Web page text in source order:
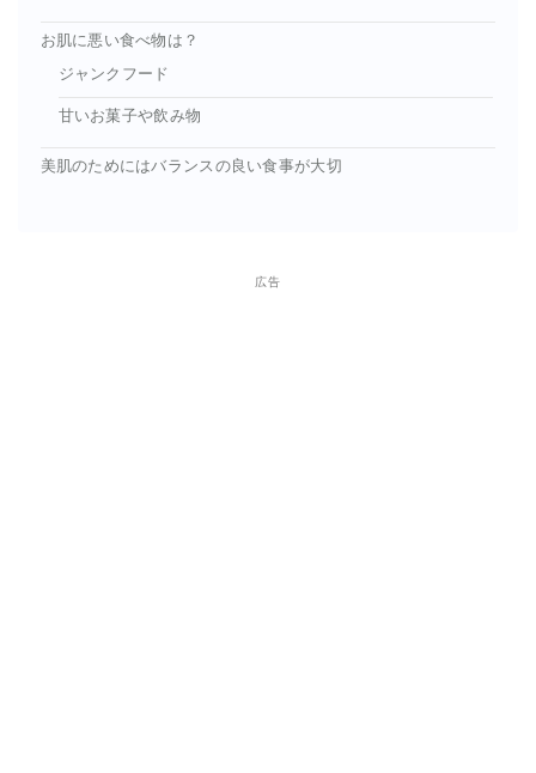
お肌に悪い食べ物は？
ジャンクフード
甘いお菓子や飲み物
美肌のためにはバランスの良い食事が大切
広告